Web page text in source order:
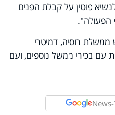
פוטין על קבלת הפנים
הפעולה".
רוסיה, דמיטרי
עם בכירי ממשל נוספים, ועם
News